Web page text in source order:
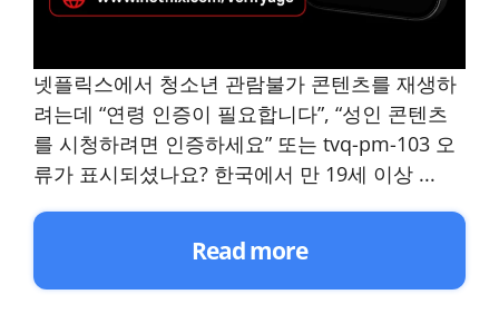
넷플릭스에서 청소년 관람불가 콘텐츠를 재생하
려는데 “연령 인증이 필요합니다”, “성인 콘텐츠
를 시청하려면 인증하세요” 또는 tvq-pm-103 오
류가 표시되셨나요? 한국에서 만 19세 이상 ...
Read more